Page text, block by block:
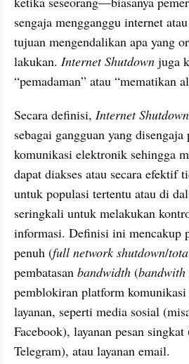
sengaja mengganggu internet
tujuan mengendalikan apa yang
lakukan. Internet Shutdown juga
“pemadaman” atau “mematikan
Secara definisi, Internet Shutdown
sebagai gangguan yang
komunikasi elektronik sehingga
dapat diakses atau secara efektif
untuk populasi tertentu atau di
seringkali untuk melakukan
informasi. Definisi ini mencakup
penuh (full network shutdown/
pembatasan bandwidth (
pemblokiran platform komunikasi
layanan, seperti media sosial
Facebook), layanan pesan
Telegram), atau layanan email.